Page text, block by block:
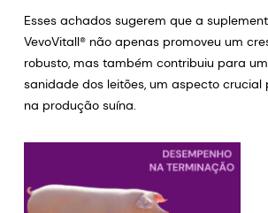
Esses achados sugerem que a
VevoVitall® não apenas promoveu um
robusto, mas também contribuiu para
sanidade dos leitões, um aspecto crucial
na produção suína.